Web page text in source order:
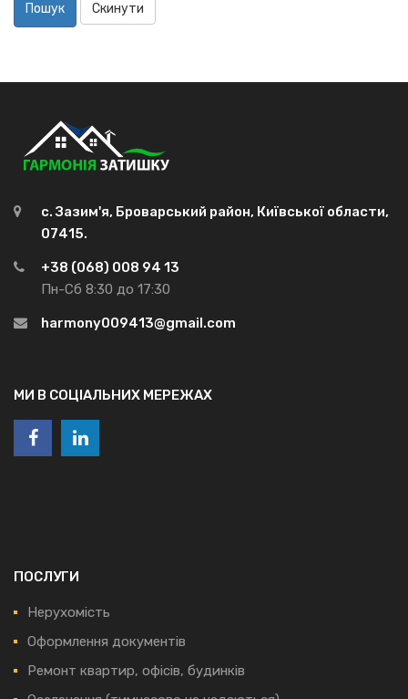
Пошук Скинути
с. Зазим'я, Броварський район, Київської области,
07415.
+38 (068) 008 94 13
Пн-Сб 8:30 до 17:30
harmony009413@gmail.com
МИ В СОЦІАЛЬНИХ МЕРЕЖАХ
ПОСЛУГИ
Нерухомість
Оформлення документів
Ремонт квартир, офісів, будинків